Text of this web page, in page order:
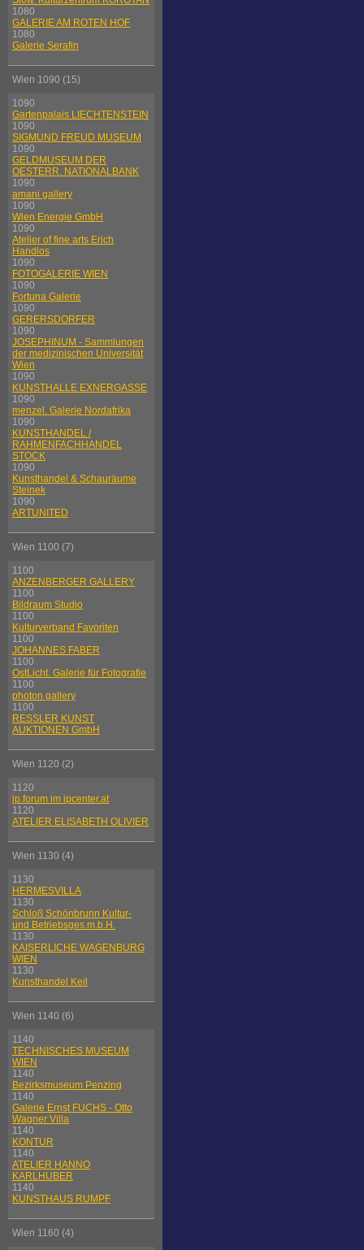
1080
GALERIE AM ROTEN HOF
1080
Galerie Serafin
Wien 1090 (15)
1090
Gartenpalais LIECHTENSTEIN
1090
SIGMUND FREUD MUSEUM
1090
GELDMUSEUM DER
OESTERR. NATIONALBANK
1090
amani gallery
1090
Wien Energie GmbH
1090
Atelier of fine arts Erich
Handlos
1090
FOTOGALERIE WIEN
1090
Fortuna Galerie
1090
GERERSDORFER
1090
JOSEPHINUM - Sammlungen
der medizinischen Universität
Wien
1090
KUNSTHALLE EXNERGASSE
1090
menzel. Galerie Nordafrika
1090
KUNSTHANDEL /
RAHMENFACHHANDEL
STOCK
1090
Kunsthandel & Schauräume
Steinek
1090
ARTUNITED
Wien 1100 (7)
1100
ANZENBERGER GALLERY
1100
Bildraum Studio
1100
Kulturverband Favoriten
1100
JOHANNES FABER
1100
OstLicht. Galerie für Fotografie
1100
photon gallery
1100
RESSLER KUNST
AUKTIONEN GmbH
Wien 1120 (2)
1120
ip.forum im ipcenter.at
1120
ATELIER ELISABETH OLIVIER
Wien 1130 (4)
1130
HERMESVILLA
1130
Schloß Schönbrunn Kultur-
und Betriebsges.m.b.H.
1130
KAISERLICHE WAGENBURG
WIEN
1130
Kunsthandel Keil
Wien 1140 (6)
1140
TECHNISCHES MUSEUM
WIEN
1140
Bezirksmuseum Penzing
1140
Galerie Ernst FUCHS - Otto
Wagner Villa
1140
KONTUR
1140
ATELIER HANNO
KARLHUBER
1140
KUNSTHAUS RUMPF
Wien 1160 (4)